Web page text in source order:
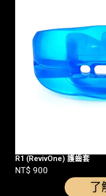
R1 (RevivOne) 護齒套
NT$ 900
了